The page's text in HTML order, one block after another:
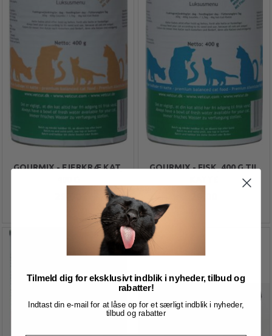
GOURMIX - FJERKRÆ KAT,
GOURMIX - FISK, 400 G TIL
Tilmeld dig for eksklusivt indblik i nyheder, tilbud og
rabatter!
Indtast din e-mail for at låse op for et særligt indblik i nyheder,
tilbud og rabatter